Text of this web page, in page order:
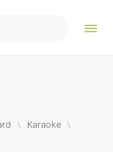
\ Karaoke \